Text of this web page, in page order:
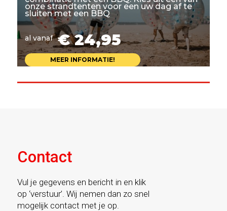
onze strandtenten voor een uw dag af te
sluiten met een BBQ
al vanaf € 24,95
MEER INFORMATIE!
Contact
Vul je gegevens en bericht in en klik
op ‘verstuur’. Wij nemen dan zo snel
mogelijk contact met je op.